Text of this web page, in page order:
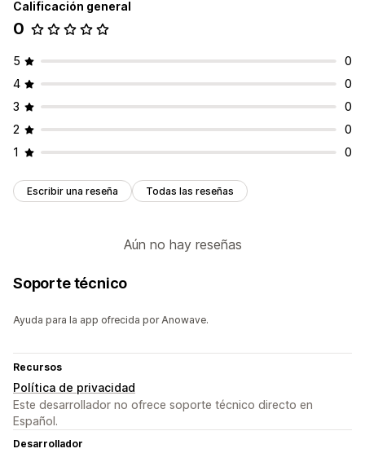
Calificación general
0
5
0
4
0
3
0
2
0
1
0
Escribir una reseña Todas las reseñas
Aún no hay reseñas
Soporte técnico
Ayuda para la app ofrecida por Anowave.
Recursos
Política de privacidad
Este desarrollador no ofrece soporte técnico directo en
Español.
Desarrollador